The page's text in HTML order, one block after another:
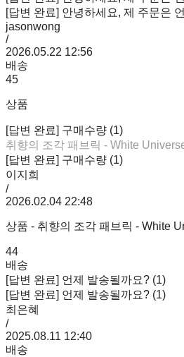
[답변 완료] 안녕하세요, 제 주문은
jasonwong
/
2026.05.22 12:56
배송
45
상품
[답변 완료] 구매수량 (1)
취향의 조각 패브릭 - White
[답변 완료] 구매수량 (1)
이지희
/
2026.02.04 22:48
상품 - 취향의 조각 패브릭 - White
44
배송
[답변 완료] 언제 발송될까요? (1)
[답변 완료] 언제 발송될까요? (1)
최은혜
/
2025.08.11 12:40
배송